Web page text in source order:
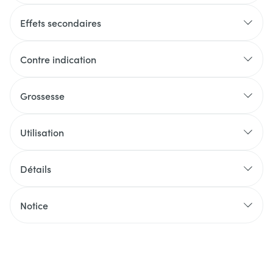
Effets secondaires
Contre indication
Grossesse
Utilisation
Détails
Notice